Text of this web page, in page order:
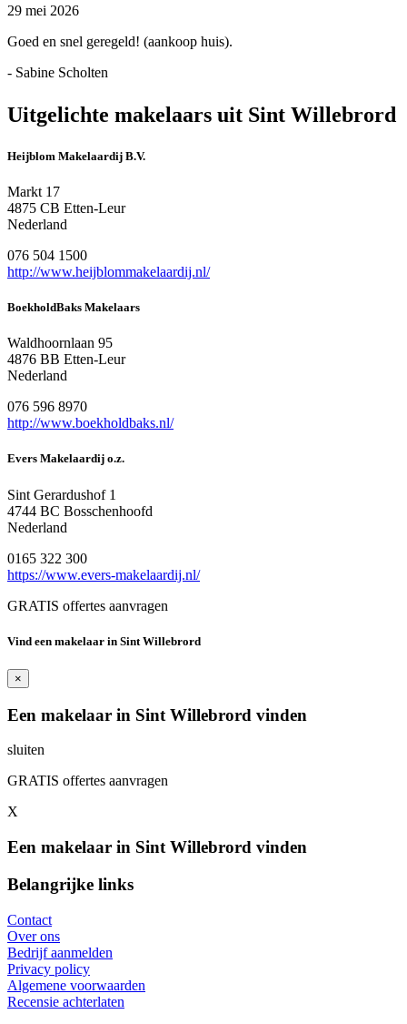
29 mei 2026
Goed en snel geregeld! (aankoop huis).
- Sabine Scholten
Uitgelichte makelaars uit Sint Willebrord
Heijblom Makelaardij B.V.
Markt 17
4875 CB Etten-Leur
Nederland
076 504 1500
http://www.heijblommakelaardij.nl/
BoekholdBaks Makelaars
Waldhoornlaan 95
4876 BB Etten-Leur
Nederland
076 596 8970
http://www.boekholdbaks.nl/
Evers Makelaardij o.z.
Sint Gerardushof 1
4744 BC Bosschenhoofd
Nederland
0165 322 300
https://www.evers-makelaardij.nl/
GRATIS offertes aanvragen
Vind een makelaar in Sint Willebrord
×
Een makelaar in Sint Willebrord vinden
sluiten
GRATIS offertes aanvragen
X
Een makelaar in Sint Willebrord vinden
Belangrijke links
Contact
Over ons
Bedrijf aanmelden
Privacy policy
Algemene voorwaarden
Recensie achterlaten